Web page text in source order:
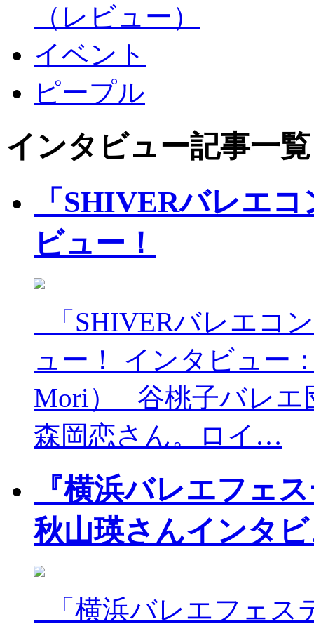
（レビュー）
イベント
ピープル
インタビュー記事一覧
「SHIVERバレエ
ビュー！
「SHIVERバレエコ
ュー！ インタビュー
Mori） 谷桃子バレエ
森岡恋さん。ロイ…
『横浜バレエフェ
秋山瑛さんインタ
「横浜バレエフェス